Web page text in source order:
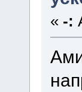
« -: